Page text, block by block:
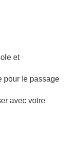
et
pour le passage
avec votre